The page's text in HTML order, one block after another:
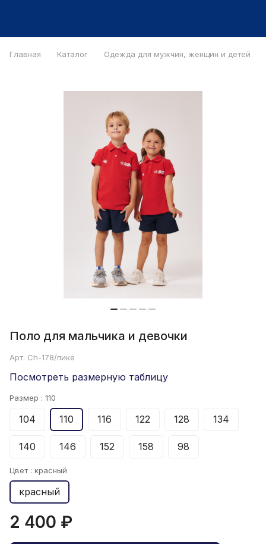
Главная Каталог Одежда для мужчин, женщин и детей
Поло для мальчика и девочки
Арт. Ch-178/пике
Посмотреть размерную таблицу
Размер : 110
104 110 116 122 128 134
140 146 152 158 98
Цвет : красный
красный
2 400 ₽